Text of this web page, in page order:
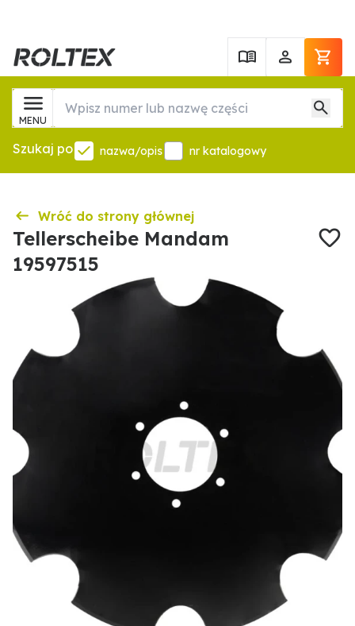
MENU
Szukaj po nazwa/opis nr katalogowy
Wróć do strony głównej
Tellerscheibe Mandam
19597515